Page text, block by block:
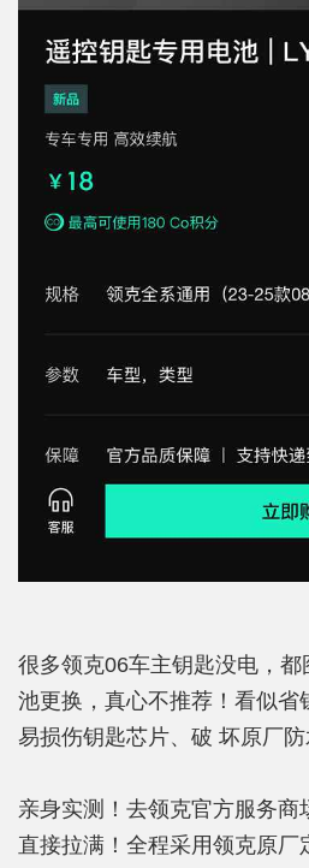
很多领克06车主钥匙没电，
池更换，真心不推荐！看似省
易损伤钥匙芯片、破 坏原厂防
亲身实测！去领克官方服务商
直接拉满！全程采用领克原厂